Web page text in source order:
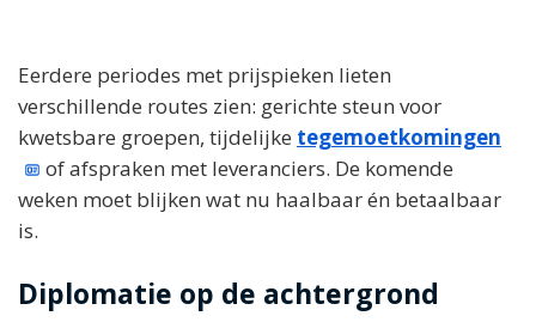
Eerdere periodes met prijspieken lieten
verschillende routes zien: gerichte steun voor
kwetsbare groepen, tijdelijke tegemoetkomingen
of afspraken met leveranciers. De komende
weken moet blijken wat nu haalbaar én betaalbaar
is.
Diplomatie op de achtergrond